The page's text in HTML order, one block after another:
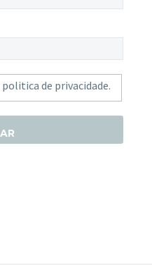
politica de privacidade.